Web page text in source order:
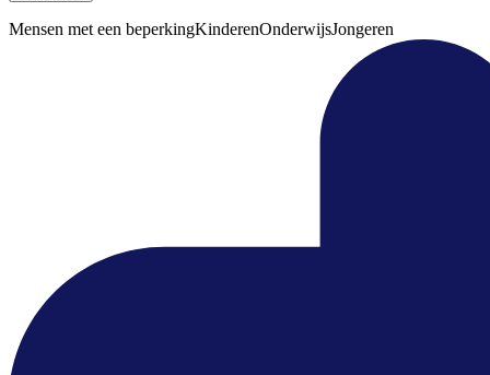
Mensen met een beperkingKinderenOnderwijsJongeren